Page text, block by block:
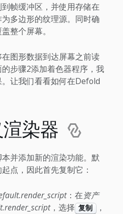
帧缓冲区，并使用存储在
多边形的纹理源。同时确
整个屏幕。
图形数据到达屏幕之前读
步骤2添加着色器程序，我
让我们看看如何在Defold
染器
并添加新的渲染功能。默
点，因此首先复制它：
：在资产
，选择 复制
，